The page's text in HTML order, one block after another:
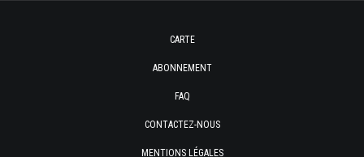
CARTE
ABONNEMENT
FAQ
CONTACTEZ-NOUS
MENTIONS LÉGALES